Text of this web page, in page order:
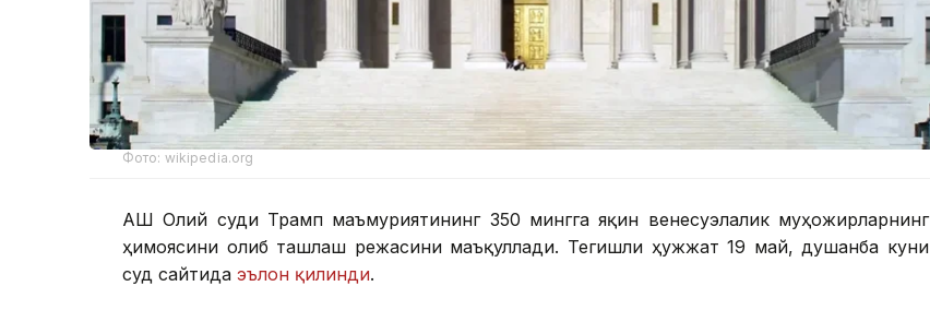
Фото: wikipedia.org
АҚШ Олий суди Трамп маъмуриятининг 350 мингга яқин венесуэлалик муҳожирларнинг
ҳимоясини олиб ташлаш режасини маъқуллади. Тегишли ҳужжат 19 май, душанба куни
суд сайтида эълон қилинди.